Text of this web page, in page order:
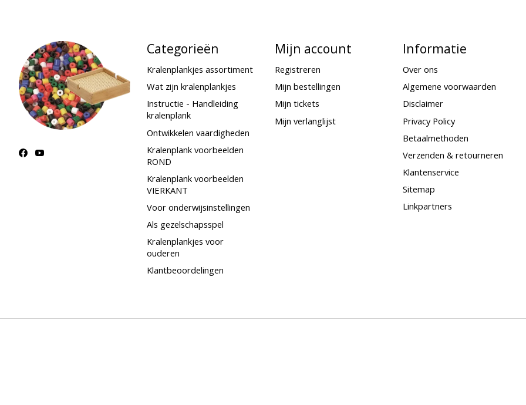
Categorieën
Kralenplankjes assortiment
Wat zijn kralenplankjes
Instructie - Handleiding
kralenplank
Ontwikkelen vaardigheden
Kralenplank voorbeelden
ROND
Kralenplank voorbeelden
VIERKANT
Voor onderwijsinstellingen
Als gezelschapsspel
Kralenplankjes voor
ouderen
Klantbeoordelingen
Mijn account
Registreren
Mijn bestellingen
Mijn tickets
Mijn verlanglijst
Informatie
Over ons
Algemene voorwaarden
Disclaimer
Privacy Policy
Betaalmethoden
Verzenden & retourneren
Klantenservice
Sitemap
Linkpartners